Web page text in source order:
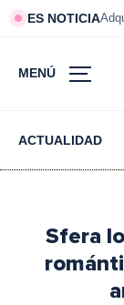
ES NOTICIA
MENÚ
ACTUALIDAD
Sfera